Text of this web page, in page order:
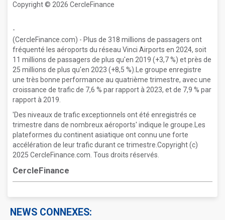
Copyright © 2026 CercleFinance
-
(CercleFinance.com) - Plus de 318 millions de passagers ont
fréquenté les aéroports du réseau Vinci Airports en 2024, soit
11 millions de passagers de plus qu'en 2019 (+3,7 %) et près de
25 millions de plus qu'en 2023 (+8,5 %).Le groupe enregistre
une très bonne performance au quatrième trimestre, avec une
croissance de trafic de 7,6 % par rapport à 2023, et de 7,9 % par
rapport à 2019.
'Des niveaux de trafic exceptionnels ont été enregistrés ce
trimestre dans de nombreux aéroports' indique le groupe.Les
plateformes du continent asiatique ont connu une forte
accélération de leur trafic durant ce trimestre.Copyright (c)
2025 CercleFinance.com. Tous droits réservés.
CercleFinance
NEWS CONNEXES: